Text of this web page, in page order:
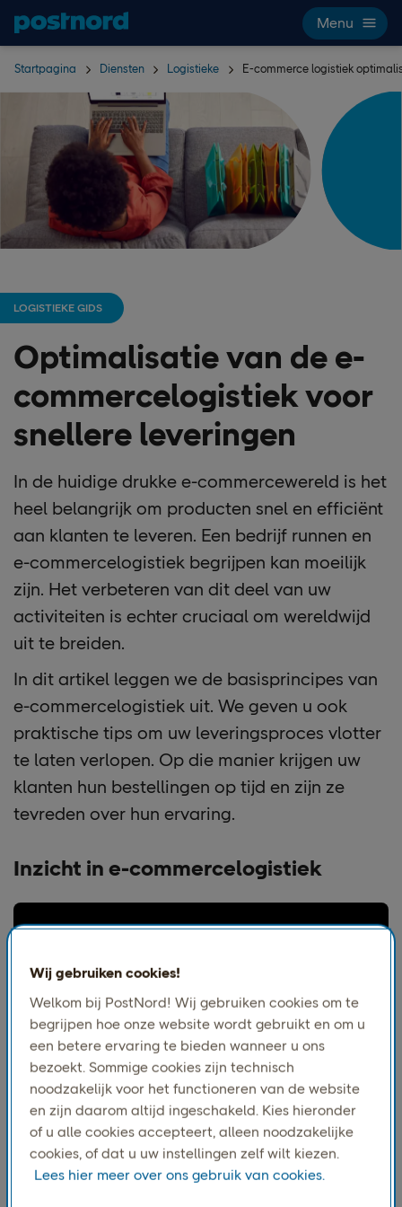
Hoppa över navigering och sök
Menu
Startpagina Diensten Logistieke E-commerce logistiek
LOGISTIEKE GIDS
Optimalisatie van de e-
commercelogistiek voor
snellere leveringen
In de huidige drukke e-commercewereld is het
heel belangrijk om producten snel en efficiënt
aan klanten te leveren. Een bedrijf runnen en
e-commercelogistiek begrijpen kan moeilijk
zijn. Het verbeteren van dit deel van uw
activiteiten is echter cruciaal om wereldwijd
uit te breiden.
In dit artikel leggen we de basisprincipes van
e-commercelogistiek uit. We geven u ook
praktische tips om uw leveringsproces vlotter
te laten verlopen. Op die manier krijgen uw
klanten hun bestellingen op tijd en zijn ze
tevreden over hun ervaring.
Inzicht in e-commercelogistiek
Wij gebruiken cookies!
Welkom bij PostNord! Wij gebruiken cookies om te
begrijpen hoe onze website wordt gebruikt en om u
een betere ervaring te bieden wanneer u ons
bezoekt. Sommige cookies zijn technisch
noodzakelijk voor het functioneren van de website
en zijn daarom altijd ingeschakeld. Kies hieronder
of u alle cookies accepteert, alleen noodzakelijke
cookies, of dat u uw instellingen zelf wilt kiezen.
Lees hier meer over ons gebruik van cookies.